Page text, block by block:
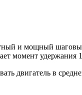
и мощный
момент удержания
двигатель в